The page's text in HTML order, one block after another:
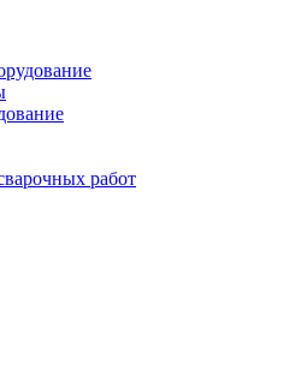
работ